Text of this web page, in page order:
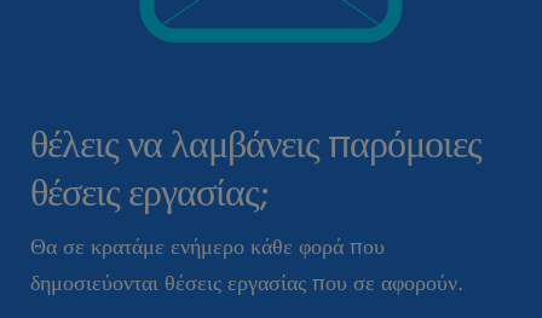
θέλεις να λαμβάνεις παρόμοιες
θέσεις εργασίας;
Θα σε κρατάμε ενήμερο κάθε φορά που
δημοσιεύονται θέσεις εργασίας που σε αφορούν.